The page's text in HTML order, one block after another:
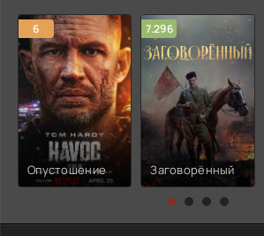
6
Опустошение
7.296
Заговорённый